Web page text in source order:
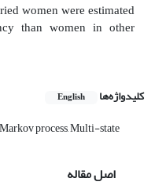
women were estimated
than women in other
کلیدواژه‌ها English
process, Multi-state
اصل مقاله